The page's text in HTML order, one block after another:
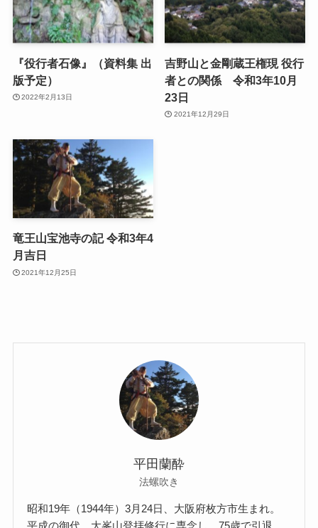
『役行者石像』（資料集 出
版予定）￼
2022年2月13日
吉野山と金剛蔵王権現 役行
者との関係 令和3年10月
23日
2021年12月29日
竜王山宝池寺の記 令和3年4
月吉日
2021年12月25日
平田蘭酔
法螺吹き
昭和19年（1944年）3月24日、大阪府枚方市生まれ。